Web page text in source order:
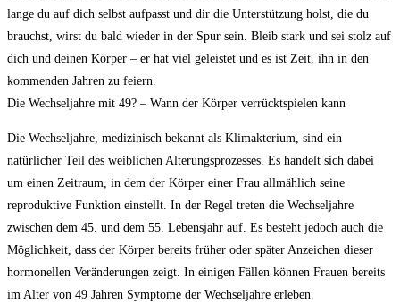
lange du auf dich selbst aufpasst und dir die Unterstützung holst, die du
brauchst, wirst du bald⁢ wieder in der Spur sein. Bleib stark und sei stolz auf
dich ⁤und deinen Körper – er ​hat viel‍ geleistet und es ist Zeit,⁣ ihn in den
kommenden Jahren zu ⁤feiern.
Die Wechseljahre mit 49? – Wann der Körper verrücktspielen kann
Die Wechseljahre, medizinisch bekannt als Klimakterium, sind ein
natürlicher Teil des weiblichen Alterungsprozesses. Es handelt sich dabei
um einen Zeitraum, in dem der Körper einer Frau allmählich seine
reproduktive Funktion einstellt. In der Regel treten die Wechseljahre
zwischen dem 45. und dem 55. Lebensjahr auf. Es besteht jedoch auch die
Möglichkeit, dass der Körper bereits früher oder später Anzeichen dieser
hormonellen Veränderungen zeigt. In einigen Fällen können Frauen bereits
im Alter von 49 Jahren Symptome der Wechseljahre erleben.